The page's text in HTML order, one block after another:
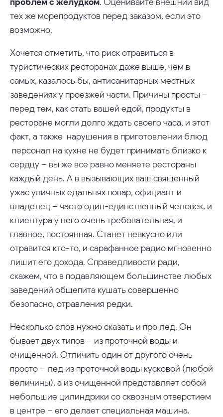
тех же морепродуктов перед заказом, если это
возможно.
Хочется отметить, что риск отравиться в
туристических ресторанах даже выше, чем в
самых, казалось бы, антисанитарных местных
заведениях у проезжей части. Причины просты –
перед тем, как стать вашей едой, продукты в
ресторане могли долго ждать своего часа, и этот
факт, а также нарушения в приготовлении блюд
персонал на кухне не будет принимать близко к
сердцу – вы же все равно меняете рестораны
каждый день. А в вызывающих ваш священный
ужас уличных едальнях повар, официант и
владелец – часто один-единственный человек, и
клиентура у него очень требовательная, и
главное, постоянная. Станет невкусно или
отравится кто-то, и сарафанное радио мгновенно
лишит его дохода. Справедливости ради,
скажем, что в подавляющем большинстве любых
заведений общепита кушать совершенно
безопасно, отравления редки.
Несколько слов нужно сказать и про лед. Он
бывает двух типов – из проточной воды и
очищенной. Отличить один от другого очень
просто – лед из проточной воды кусковой (любой
величины), а из очищенной представляет собой
небольшие цилиндрики со сквозным отверстием
в центре – его делает специальная машина.